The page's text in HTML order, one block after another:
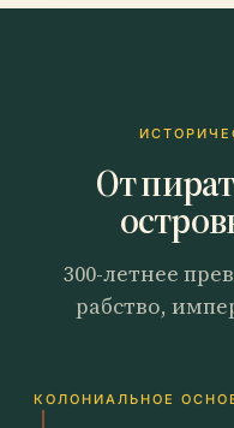
От
300-летнее
рабство,
КОЛОНИАЛЬНОЕ